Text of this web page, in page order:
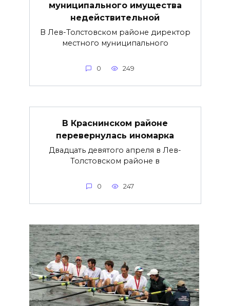
муниципального имущества
недействительной
В Лев-Толстовском районе директор
местного муниципального
0 249
В Краснинском районе
перевернулась иномарка
Двадцать девятого апреля в Лев-
Толстовском районе в
0 247